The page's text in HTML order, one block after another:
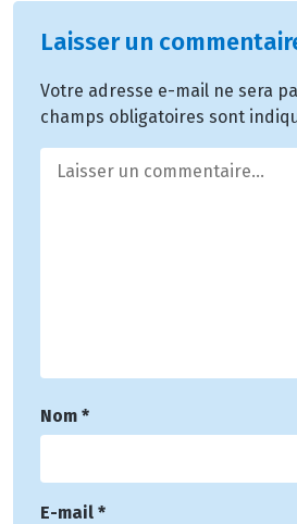
Laisser un
Votre adresse e-mail ne sera
champs obligatoires sont
Nom *
E-mail *